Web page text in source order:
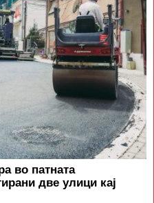
во патната
две улици кај